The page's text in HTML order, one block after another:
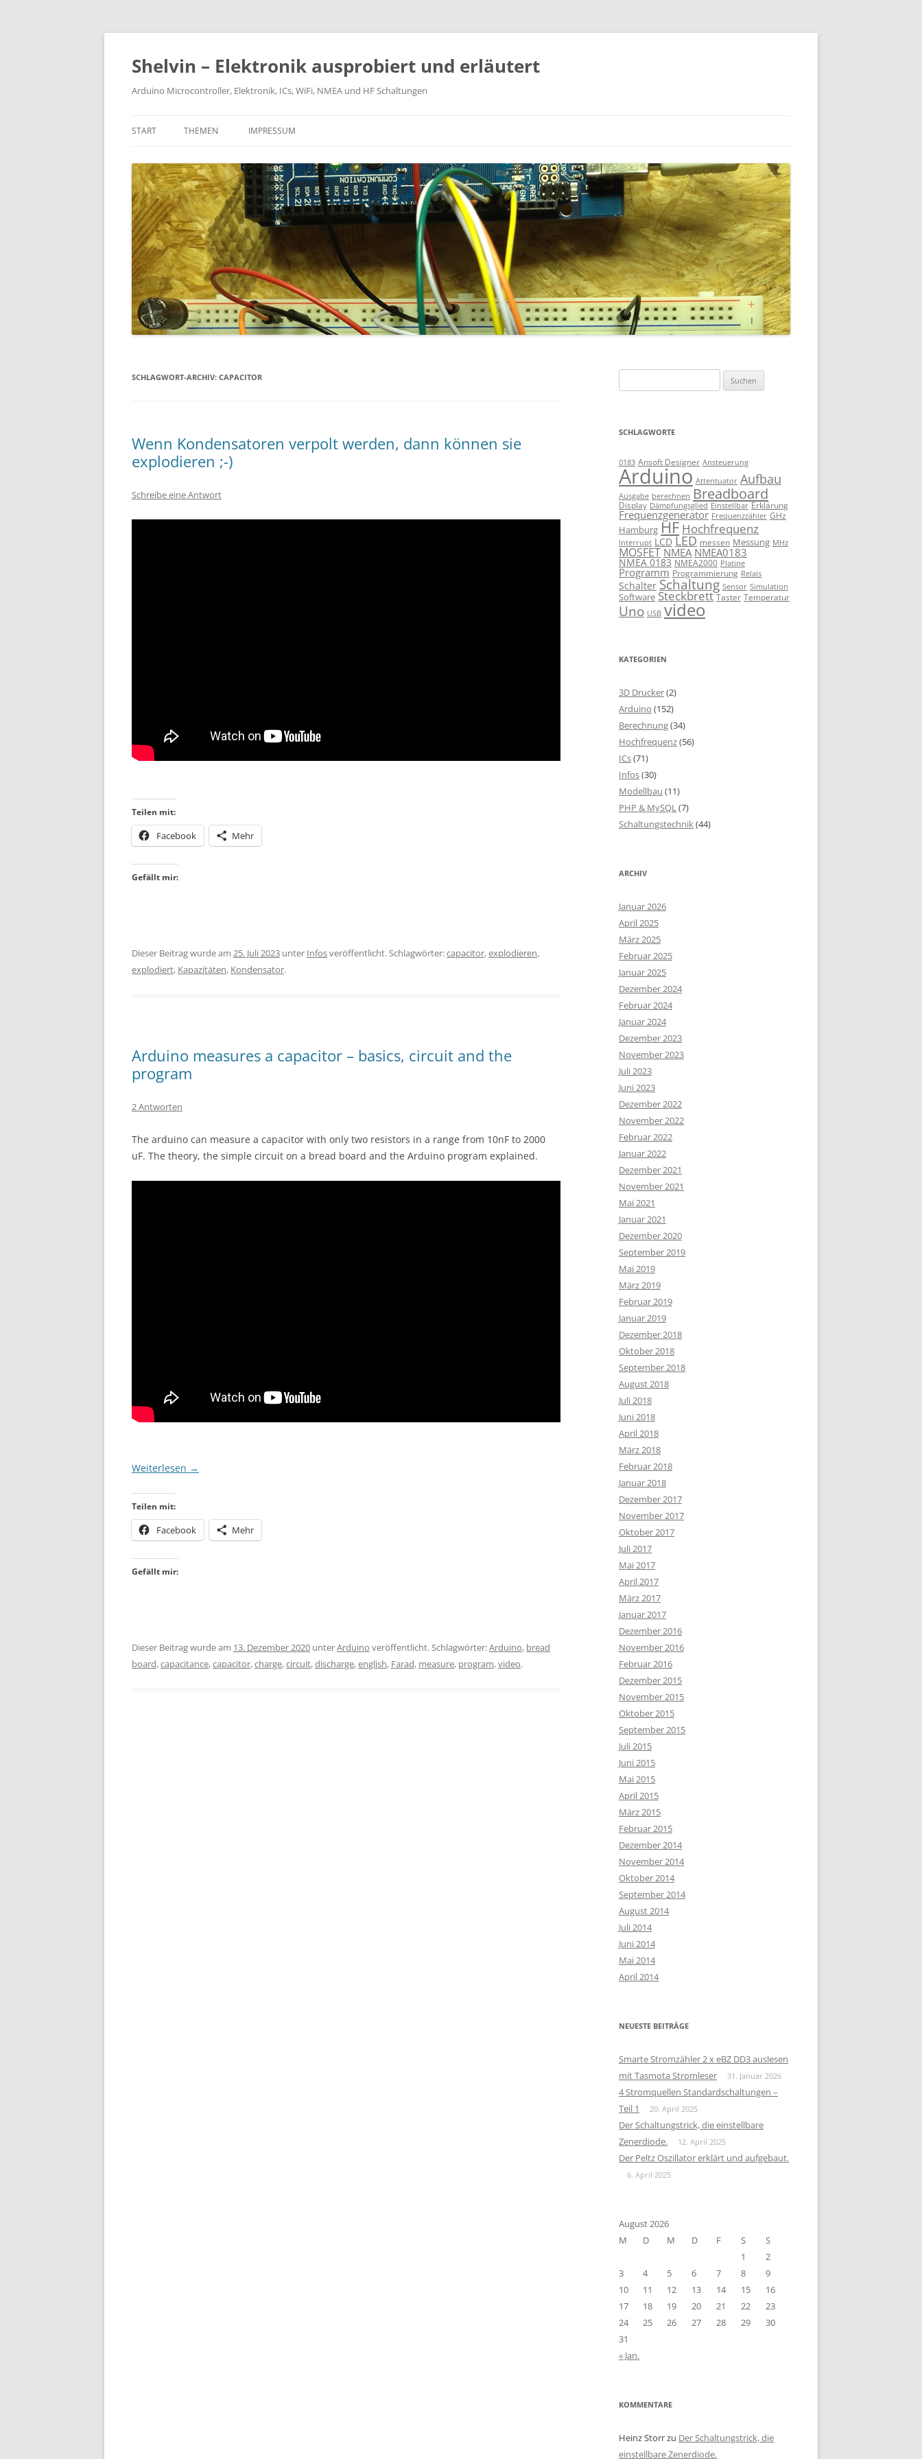
Zum
springen
Shelvin – Elektronik ausprobiert und erläutert
Arduino Microcontroller, Elektronik, ICs, WiFi, NMEA und HF Schaltungen
START THEMEN IMPRESSUM
SCHLAGWORT-ARCHIV: CAPACITOR
Wenn Kondensatoren verpolt werden, dann können sie
explodieren ;-)
Schreibe eine Antwort
Teilen mit:
Facebook Mehr
Gefällt mir:
Dieser Beitrag wurde am 25. Juli 2023 unter Infosveröffentlicht. Schlagwörter:capacitor,explodieren,
explodiert, Kapazitäten, Kondensator.
Arduino measures a capacitor – basics, circuit and the
program
2 Antworten
The arduino can measure a capacitor with only two resistors in a range from 10nF to 2000
uF. The theory, the simple circuit on a bread board and the Arduino program explained.
Weiterlesen →
Teilen mit:
Facebook Mehr
Gefällt mir:
Dieser Beitrag wurde am 13. Dezember 2020 unterArduino veröffentlicht. Schlagwörter:Arduino, bread
board,capacitance,capacitor,charge,circuit,discharge,english, Farad, measure, program,video.
nach:
SCHLAGWORTE
0183 Ansoft Designer Ansteuerung
Arduino Attentuator Aufbau
Ausgabe berechnen Breadboard
Display Dämpfungsglied Einstellbar Erklärung
Frequenzgenerator Frequenzzähler GHz
Hamburg HF Hochfrequenz
Interrupt LCD LED messen Messung MHz
MOSFET NMEA NMEA0183
NMEA 0183 NMEA2000 Platine
Programm Programmierung Relais
Schalter Schaltung Sensor Simulation
Software Steckbrett Taster Temperatur
Uno USB video
KATEGORIEN
3D Drucker(2)
Arduino (152)
Berechnung(34)
Hochfrequenz(56)
ICs(71)
Infos(30)
Modellbau (11)
PHP & MySQL(7)
Schaltungstechnik(44)
ARCHIV
Januar 2026
April 2025
März 2025
Februar 2025
Januar 2025
Dezember 2024
Februar 2024
Januar 2024
Dezember 2023
November 2023
Juli 2023
Juni 2023
Dezember 2022
November 2022
Februar 2022
Januar 2022
Dezember 2021
November 2021
Mai 2021
Januar 2021
Dezember 2020
September 2019
Mai 2019
März 2019
Februar 2019
Januar 2019
Dezember 2018
Oktober 2018
September 2018
August 2018
Juli 2018
Juni 2018
April 2018
März 2018
Februar 2018
Januar 2018
Dezember 2017
November 2017
Oktober 2017
Juli 2017
Mai 2017
April 2017
März 2017
Januar 2017
Dezember 2016
November 2016
Februar 2016
Dezember 2015
November 2015
Oktober 2015
September 2015
Juli 2015
Juni 2015
Mai 2015
April 2015
März 2015
Februar 2015
Dezember 2014
November 2014
Oktober 2014
September 2014
August 2014
Juli 2014
Juni 2014
Mai 2014
April 2014
NEUESTE BEITRÄGE
Smarte Stromzähler 2 x eBZ DD3 auslesen
mit Tasmota Stromleser
31. Januar 2026
4 Stromquellen Standardschaltungen –
Teil 1
20. April 2025
Der Schaltungstrick, die einstellbare
Zenerdiode.
12. April 2025
Der Peltz Oszillator erklärt und aufgebaut.
6. April 2025
August 2026
M
D M D F S
S
1
2
3
4 5 6 7 8
9
10
11 12 13 14 15
16
17
18 19 20 21 22
23
24
25 26 27 28 29
30
31
« Jan.
KOMMENTARE
Heinz Storrzu Der Schaltungstrick, die
einstellbare Zenerdiode.